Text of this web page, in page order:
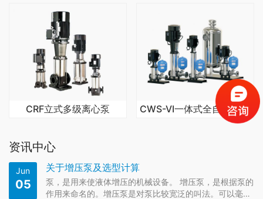
CRF立式多级离心泵 CWS-VI一体式全自动变频增压水泵
资讯中心
Jun
05
关于增压泵及选型计算
泵，是用来使液体增压的机械设备。 增压泵，是根据泵的
作用来命名的。增压泵是对泵比较宽泛的叫法。可以毫不